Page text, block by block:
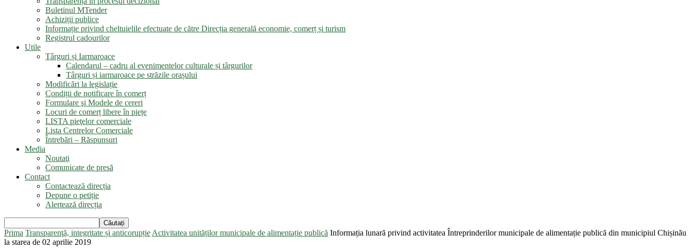
Buletinul MTender
Achiziții publice
Informație privind cheltuielile efectuate de către Direcția generală economie, comerț și turism
Registrul cadourilor
Utile
Târguri și Iarmaroace
Calendarul – cadru al evenimentelor culturale și târgurilor
Târguri și iarmaroace pe străzile orașului
Modificări la legislație
Condiții de notificare în comerț
Formulare şi Modele de cereri
Locuri de comerț libere în piețe
LISTA pieţelor comerciale
Lista Centrelor Comerciale
Întrebări – Răspunsuri
Media
Noutaţi
Comunicate de presă
Contact
Contactează direcția
Depune o petiție
Alertează direcția
Prima Transparenţă, integritate și anticorupție Activitatea unităților municipale de alimentație publică Informația lunară privind activitatea Întreprinderilor municipale de alimentație publică din municipiul Chișinău
la starea de 02 aprilie 2019